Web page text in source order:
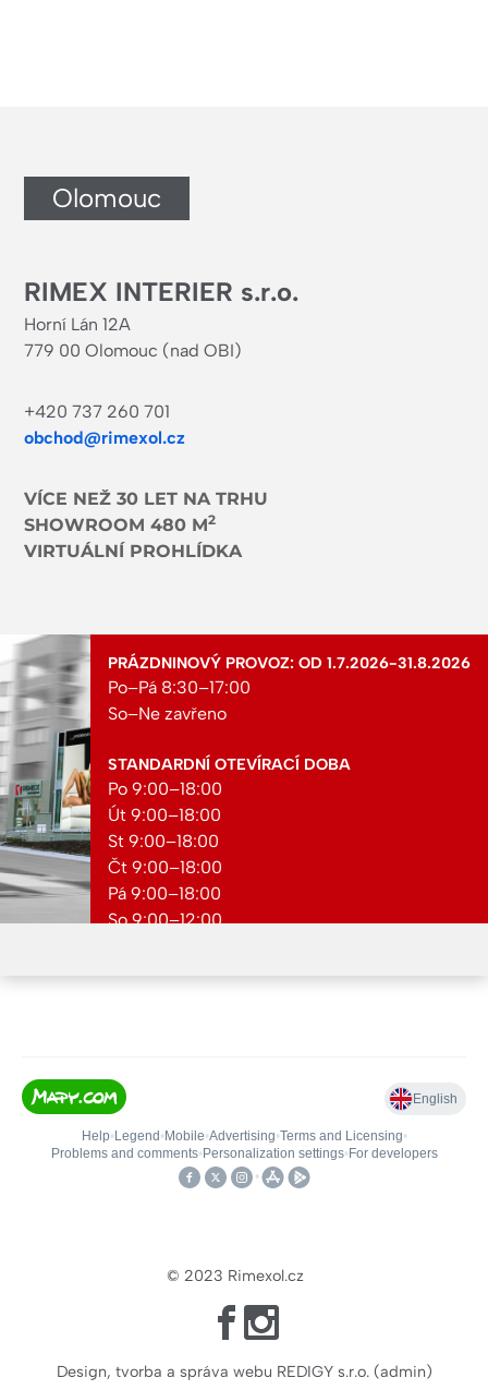
Olomouc
RIMEX INTERIER s.r.o.
Horní Lán 12A
779 00 Olomouc (nad OBI)
+420 737 260 701
obchod@rimexol.cz
VÍCE NEŽ 30 LET NA TRHU
SHOWROOM 480 M2
VIRTUÁLNÍ PROHLÍDKA
PRÁZDNINOVÝ PROVOZ: OD 1.7.2026-31.8.2026
Po–Pá 8:30–17:00
So–Ne zavřeno
STANDARDNÍ OTEVÍRACÍ DOBA
Po 9:00–18:00
Út 9:00–18:00
St 9:00–18:00
Čt 9:00–18:00
Pá 9:00–18:00
So 9:00–12:00
© 2023 Rimexol.cz
Design, tvorba a správa webu REDIGY s.r.o.(admin)